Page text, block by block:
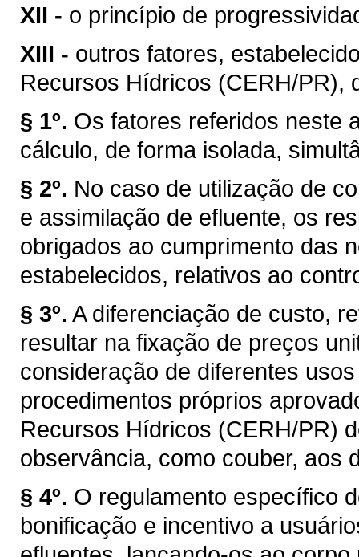
XII - o princípio de
XIII - outros fatores,
Recursos Hídricos (CERH/PR),
§ 1º. Os fatores referidos neste
cálculo, de forma isolada,
§ 2º. No caso de utilização de
e assimilação de efluente, os
obrigados ao cumprimento das
estabelecidos, relativos ao
§ 3º. A diferenciação de custo,
resultar na fixação de preços
consideração de diferentes
procedimentos próprios
Recursos Hídricos (CERH/PR)
observância, como couber, aos
§ 4º. O regulamento específico
bonificação e incentivo a